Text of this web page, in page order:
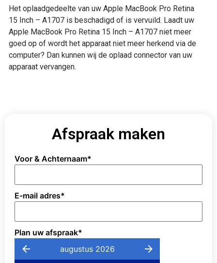
Het oplaadgedeelte van uw Apple MacBook Pro Retina
15 Inch – A1707 is beschadigd of is vervuild. Laadt uw
Apple MacBook Pro Retina 15 Inch – A1707 niet meer
goed op of wordt het apparaat niet meer herkend via de
computer? Dan kunnen wij de oplaad connector van uw
apparaat vervangen.
Afspraak maken
Voor & Achternaam*
E-mail adres*
Plan uw afspraak*
augustus 2026